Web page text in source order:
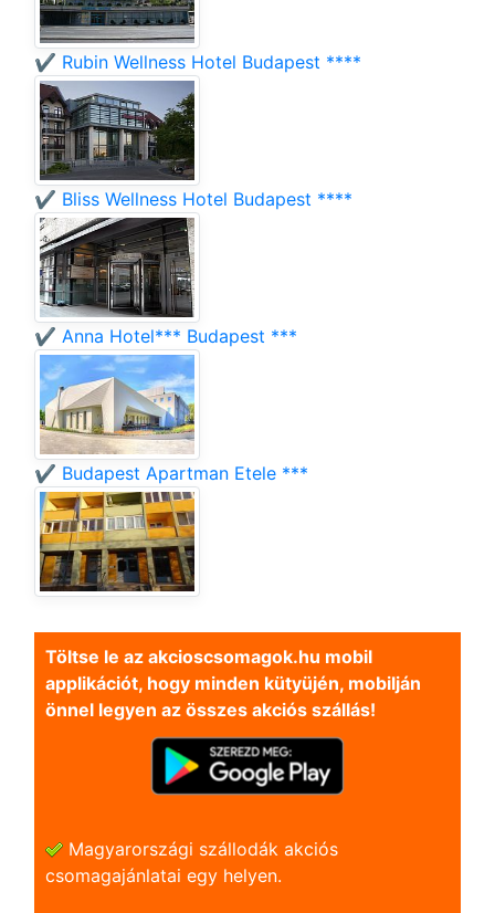
✔️ Rubin Wellness Hotel Budapest ****
✔️ Bliss Wellness Hotel Budapest ****
✔️ Anna Hotel*** Budapest ***
✔️ Budapest Apartman Etele ***
Töltse le az akcioscsomagok.hu mobil
applikációt, hogy minden kütyüjén, mobilján
önnel legyen az összes akciós szállás!
Magyarországi szállodák akciós
csomagajánlatai egy helyen.